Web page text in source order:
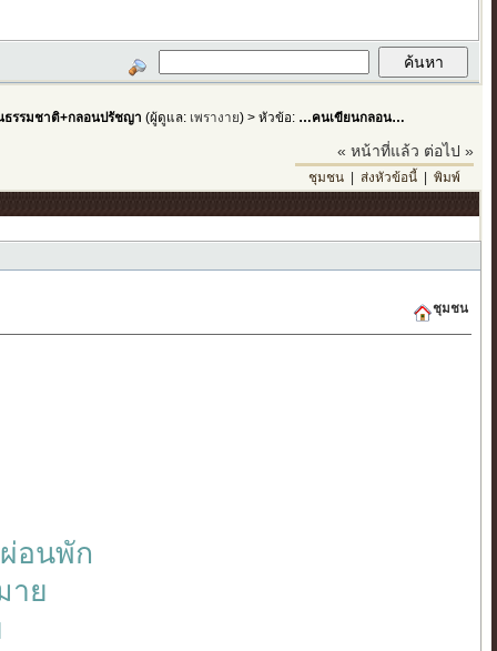
ธรรมชาติ+กลอนปรัชญา (ผู้ดูแล: เพรางาย) > หัวข้อ: …คนเขียนกลอน…
« หน้าที่แล้ว ต่อไป »
ชุมชน| ส่งหัวข้อนี้| พิมพ์
ชุมชน
อนพัก
าย